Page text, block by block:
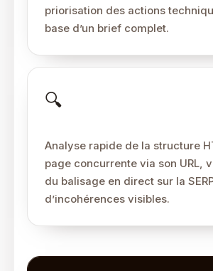
priorisation des actions
base d’un brief complet.
🔍
Analyse rapide de la structure
page concurrente via son URL,
du balisage en direct sur la
d’incohérences visibles.